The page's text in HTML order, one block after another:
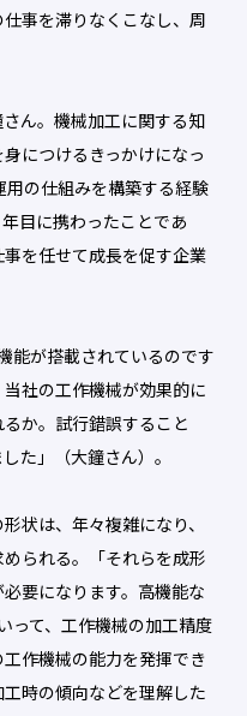
事を滞りなくこなし、周
ん。機械加工に関する知
につけるきっかけになっ
用の仕組みを構築する経験
目に携わったことであ
を任せて成長を促す企業
能が搭載されているのです
社の工作機械が効果的に
か。試行錯誤すること
た」（大鐘さん）。
状は、年々複雑になり、
られる。「それらを成形
要になります。高機能な
って、工作機械の加工精度
作機械の能力を発揮でき
時の傾向などを理解した